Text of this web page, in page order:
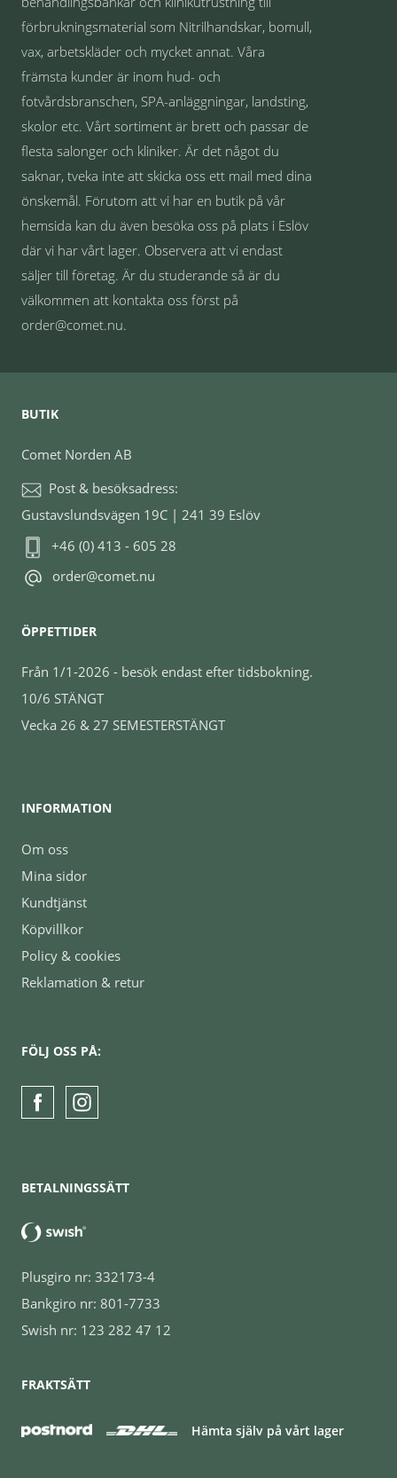
förbrukningsmaterial som Nitrilhandskar, bomull,
vax, arbetskläder och mycket annat. Våra
främsta kunder är inom hud- och
fotvårdsbranschen, SPA-anläggningar, landsting,
skolor etc. Vårt sortiment är brett och passar de
flesta salonger och kliniker. Är det något du
saknar, tveka inte att skicka oss ett mail med dina
önskemål. Förutom att vi har en butik på vår
hemsida kan du även besöka oss på plats i Eslöv
där vi har vårt lager. Observera att vi endast
säljer till företag. Är du studerande så är du
välkommen att kontakta oss först på
order@comet.nu.
BUTIK
Comet Norden AB
Post & besöksadress:
Gustavslundsvägen 19C | 241 39 Eslöv
+46 (0) 413 - 605 28
order@comet.nu
ÖPPETTIDER
Från 1/1-2026 - besök endast efter tidsbokning.
10/6 STÄNGT
Vecka 26 & 27 SEMESTERSTÄNGT
INFORMATION
Om oss
Mina sidor
Kundtjänst
Köpvillkor
Policy & cookies
Reklamation & retur
FÖLJ OSS PÅ:
BETALNINGSSÄTT
Plusgiro nr: 332173-4
Bankgiro nr: 801-7733
Swish nr: 123 282 47 12
FRAKTSÄTT
Hämta själv på vårt lager